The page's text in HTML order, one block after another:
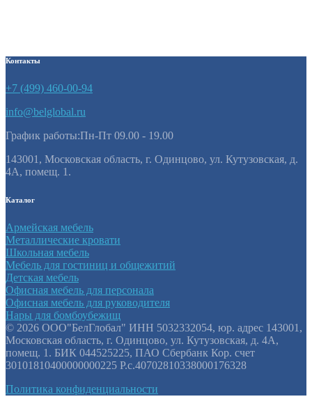
Контакты
+7 (499) 460-00-94
info@belglobal.ru
График работы:Пн-Пт 09.00 - 19.00
143001, Московская область, г. Одинцово, ул. Кутузовская, д.
4А, помещ. 1.
Каталог
Армейская мебель
Металлические кровати
Школьная мебель
Мебель для гостиниц и общежитий
Детская мебель
Офисная мебель для персонала
Офисная мебель для руководителя
Нары для бомбоубежищ
©️ 2026 ООО"БелГлобал" ИНН 5032332054, юр. адрес 143001,
Московская область, г. Одинцово, ул. Кутузовская, д. 4А,
помещ. 1. БИК 044525225, ПАО Сбербанк Кор. счет
30101810400000000225 Р.с.40702810338000176328
Политика конфиденциальности